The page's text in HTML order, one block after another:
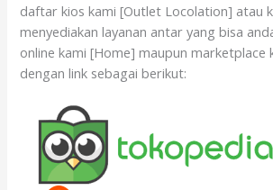
daftar kios kami [Outlet Locolation] atau
menyediakan layanan antar yang bisa
online kami [Home] maupun marketplace
dengan link sebagai berikut: